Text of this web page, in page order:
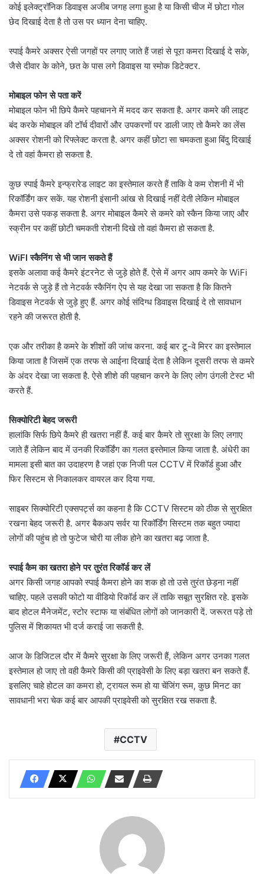
कोई इलेक्ट्रॉनिक डिवाइस अजीब जगह लगा हुआ है या किसी चीज में छोटा गोल
छेद दिखाई देता है तो उस पर ध्यान देना चाहिए.
स्पाई कैमरे अक्सर ऐसी जगहों पर लगाए जाते हैं जहां से पूरा कमरा दिखाई दे सके,
जैसे दीवार के कोने, छत के पास लगे डिवाइस या स्मोक डिटेक्टर.
मोबाइल फोन से पता करें
मोबाइल फोन भी छिपे कैमरे पहचानने में मदद कर सकता है. अगर कमरे की लाइट
बंद करके मोबाइल की टॉर्च दीवारों और उपकरणों पर डाली जाए तो कैमरे का लेंस
अक्सर रोशनी को रिफ्लेक्ट करता है. अगर कहीं छोटा सा चमकता हुआ बिंदु दिखाई
दे तो वहां कैमरा हो सकता है.
कुछ स्पाई कैमरे इन्फ्रारेड लाइट का इस्तेमाल करते हैं ताकि वे कम रोशनी में भी
रिकॉर्डिंग कर सकें. यह रोशनी इंसानी आंख से दिखाई नहीं देती लेकिन मोबाइल
कैमरा उसे पकड़ सकता है. अगर मोबाइल कैमरे से कमरे को स्कैन किया जाए और
स्क्रीन पर कहीं छोटी चमकती रोशनी दिखे तो वहां कैमरा हो सकता है.
WiFI स्कैनिंग से भी जान सकते हैं
इसके अलावा कई कैमरे इंटरनेट से जुड़े होते हैं. ऐसे में अगर आप कमरे के WiFi
नेटवर्क से जुड़े हैं तो नेटवर्क स्कैनिंग ऐप से यह देखा जा सकता है कि कितने
डिवाइस नेटवर्क से जुड़े हुए हैं. अगर कोई संदिग्ध डिवाइस दिखाई दे तो सावधान
रहने की जरूरत होती है.
एक और तरीका है कमरे के शीशों की जांच करना. कई बार टू-वे मिरर का इस्तेमाल
किया जाता है जिसमें एक तरफ से आईना दिखाई देता है लेकिन दूसरी तरफ से कमरे
के अंदर देखा जा सकता है. ऐसे शीशे की पहचान करने के लिए लोग उंगली टेस्ट भी
करते हैं.
सिक्योरिटी बेहद जरूरी
हालांकि सिर्फ छिपे कैमरे ही खतरा नहीं हैं. कई बार कैमरे तो सुरक्षा के लिए लगाए
जाते हैं लेकिन बाद में उनकी रिकॉर्डिंग का गलत इस्तेमाल किया जाता है. अंधेरी का
मामला इसी बात का उदाहरण है जहां एक निजी पल CCTV में रिकॉर्ड हुआ और
फिर सिस्टम से निकालकर वायरल कर दिया गया.
साइबर सिक्योरिटी एक्सपर्ट्स का कहना है कि CCTV सिस्टम को ठीक से सुरक्षित
रखना बेहद जरूरी है. अगर बैकअप सर्वर या रिकॉर्डिंग सिस्टम तक बहुत ज्यादा
लोगों की पहुंच हो तो फुटेज चोरी या लीक होने का खतरा बढ़ जाता है.
स्पाई कैम का खतरा होने पर तुरंत रिकॉर्ड कर लें
अगर किसी जगह आपको स्पाई कैमरा होने का शक हो तो उसे तुरंत छेड़ना नहीं
चाहिए. पहले उसकी फोटो या वीडियो रिकॉर्ड कर लें ताकि सबूत सुरक्षित रहे. इसके
बाद होटल मैनेजमेंट, स्टोर स्टाफ या संबंधित लोगों को जानकारी दें. जरूरत पड़े तो
पुलिस में शिकायत भी दर्ज कराई जा सकती है.
आज के डिजिटल दौर में कैमरे सुरक्षा के लिए जरूरी हैं, लेकिन अगर उनका गलत
इस्तेमाल हो जाए तो वही कैमरे किसी की प्राइवेसी के लिए बड़ा खतरा बन सकते हैं.
इसलिए चाहे होटल का कमरा हो, ट्रायल रूम हो या चेंजिंग रूम, कुछ मिनट का
सावधानी भरा चेक कई बार आपकी प्राइवेसी को सुरक्षित रख सकता है.
CCTV